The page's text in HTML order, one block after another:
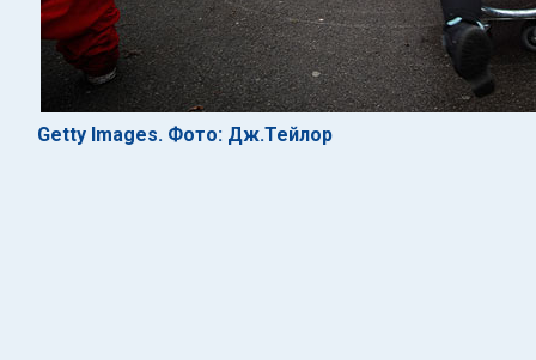
Getty Images. Фото: Дж.Тейлор